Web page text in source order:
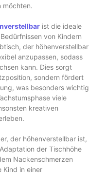
möchten.
ist die ideale
von Kindern
der höhenverstellbar
anzupassen, sodass
kann. Dies sorgt
sondern fördert
was besonders wichtig
viele
kreativen
der höhenverstellbar ist,
der Tischhöhe
Nackenschmerzen
Kind in einer